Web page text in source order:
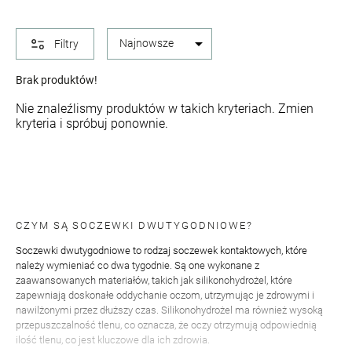
Filtry arrow_drop_down
Brak produktów!
Nie znaleźlismy produktów w takich kryteriach. Zmien
kryteria i spróbuj ponownie.
CZYM SĄ SOCZEWKI DWUTYGODNIOWE?
Soczewki dwutygodniowe to rodzaj soczewek kontaktowych, które
należy wymieniać co dwa tygodnie. Są one wykonane z
zaawansowanych materiałów, takich jak silikonohydrożel, które
zapewniają doskonałe oddychanie oczom, utrzymując je zdrowymi i
nawilżonymi przez dłuższy czas. Silikonohydrożel ma również wysoką
przepuszczalność tlenu, co oznacza, że ​​oczy otrzymują odpowiednią
ilość tlenu, co jest kluczowe dla ich zdrowia.